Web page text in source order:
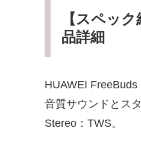
【スペッ
品詳細
HUAWEI
音質サウンドとス
Stereo：TWS。